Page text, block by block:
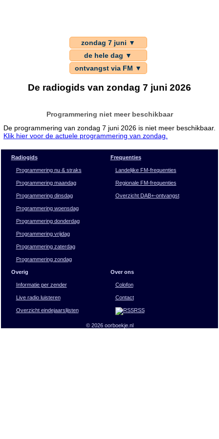
zondag 7 juni ▼
de hele dag ▼
ontvangst via FM ▼
De radiogids van zondag 7 juni 2026
Programmering niet meer beschikbaar
De programmering van zondag 7 juni 2026 is niet meer beschikbaar.
Klik hier voor de actuele programmering van zondag.
Radiogids
Programmering nu & straks
Programmering maandag
Programmering dinsdag
Programmering woensdag
Programmering donderdag
Programmering vrijdag
Programmering zaterdag
Programmering zondag
Frequenties
Landelijke FM-frequenties
Regionale FM-frequenties
Overzicht DAB+-ontvangst
Overig
Informatie per zender
Live radio luisteren
Overzicht eindejaarslijsten
Over ons
Colofon
Contact
RSS
© 2026 oorboekje.nl